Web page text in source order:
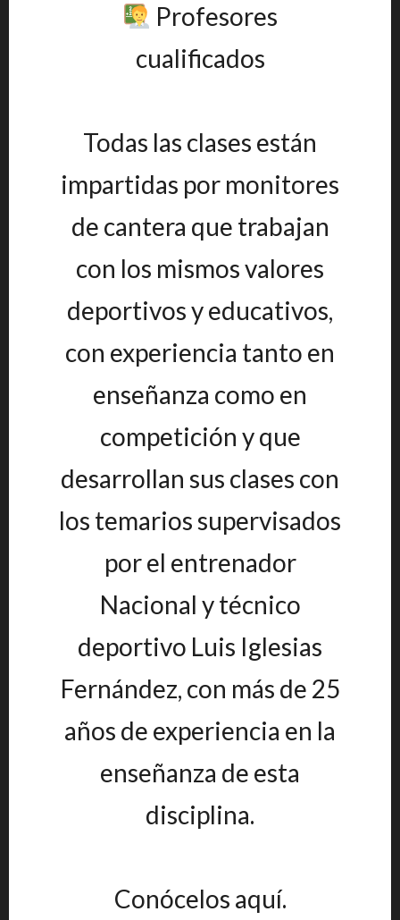
Profesores
cualificados
Todas las clases están
impartidas por monitores
de cantera que trabajan
con los mismos valores
deportivos y educativos,
con experiencia tanto en
enseñanza como en
competición y que
desarrollan sus clases con
los temarios supervisados
por el entrenador
Nacional y técnico
deportivo Luis Iglesias
Fernández, con más de 25
años de experiencia en la
enseñanza de esta
disciplina.
Conócelos aquí.